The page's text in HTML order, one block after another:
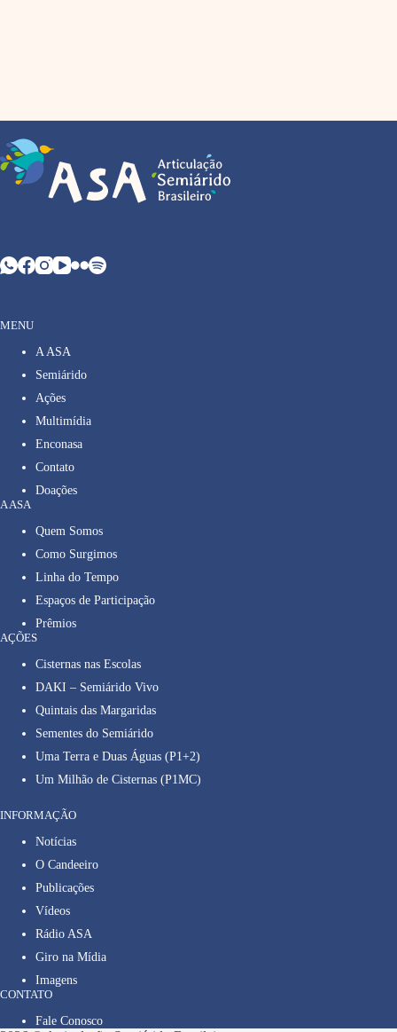
MENU
A ASA
Semiárido
Ações
Multimídia
Enconasa
Contato
Doações
A ASA
Quem Somos
Como Surgimos
Linha do Tempo
Espaços de Participação
Prêmios
AÇÕES
Cisternas nas Escolas
DAKI – Semiárido Vivo
Quintais das Margaridas
Sementes do Semiárido
Uma Terra e Duas Águas (P1+2)
Um Milhão de Cisternas (P1MC)
INFORMAÇÃO
Notícias
O Candeeiro
Publicações
Vídeos
Rádio ASA
Giro na Mídia
Imagens
CONTATO
Fale Conosco